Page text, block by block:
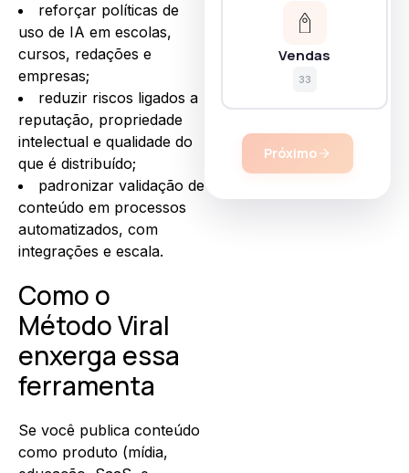
reforçar políticas de
uso de IA em escolas,
cursos, redações e
empresas;
reduzir riscos ligados a
reputação, propriedade
intelectual e qualidade do
que é distribuído;
padronizar validação de
conteúdo em processos
automatizados, com
integrações e escala.
Como o
Método Viral
enxerga essa
ferramenta
Se você publica conteúdo
como produto (mídia,
Vendas
33
Próximo